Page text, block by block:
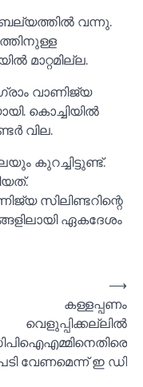
വന്നു.
മാറ്റമില്ല.
വാണിജ്യ
കൊച്ചിയില്‍
വില.
കുറച്ചിട്ടുണ്ട്.
സിലിണ്ടറിന്റെ
ഏകദേശം
കള്ളപ്പണം
വെളുപ്പിക്കല്ലില്‍
വേണമെന്ന് ഇ ഡി
⟶